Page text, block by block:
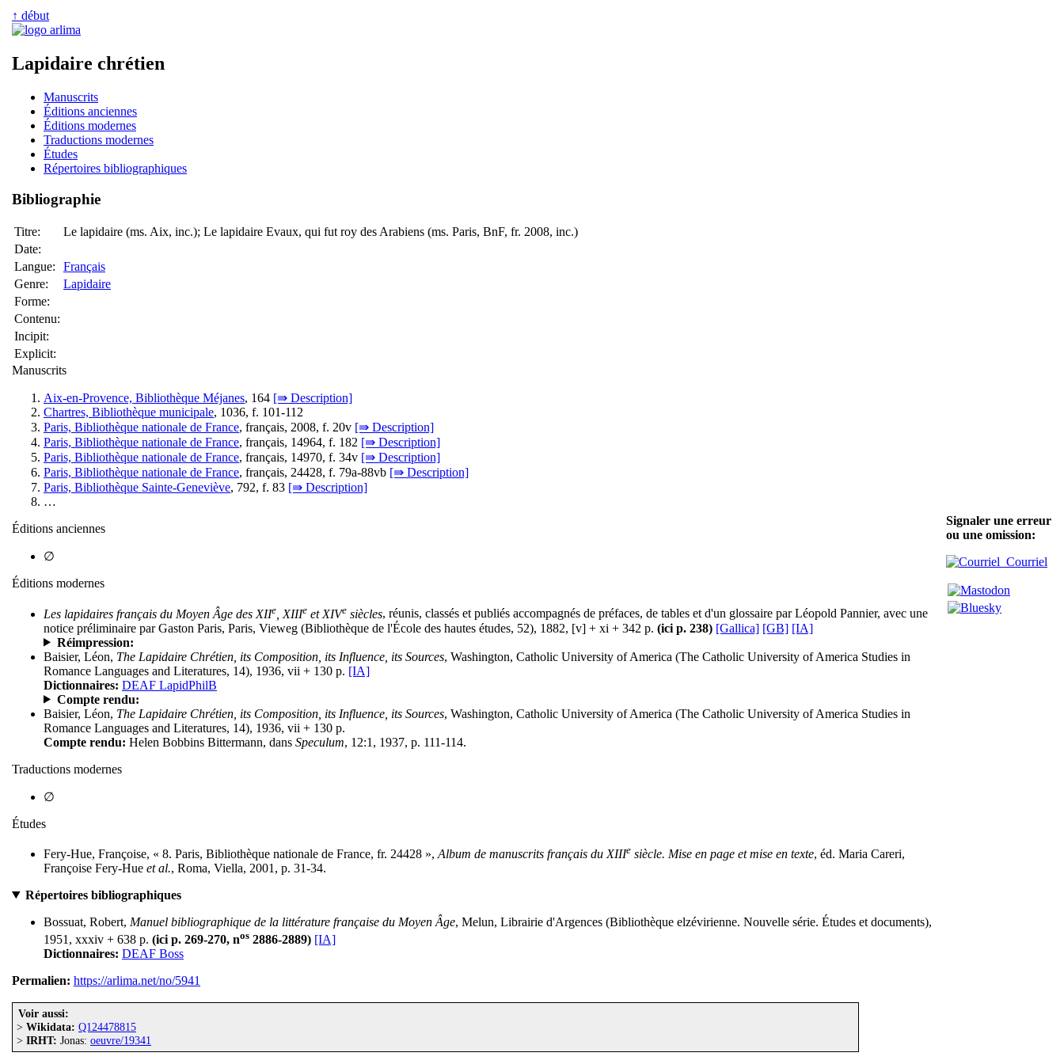
↑ début
Lapidaire chrétien
Manuscrits
Éditions anciennes
Éditions modernes
Traductions modernes
Études
Répertoires bibliographiques
Bibliographie
Titre:
Le lapidaire (ms. Aix, inc.); Le lapidaire Evaux, qui fut roy des Arabiens (ms. Paris, BnF, fr. 2008, inc.)
Date:
Langue:
Français
Genre:
Lapidaire
Forme:
Contenu:
Incipit:
Explicit:
Manuscrits
Aix-en-Provence, Bibliothèque Méjanes, 164 [⇛ Description]
Chartres, Bibliothèque municipale, 1036, f. 101-112
Paris, Bibliothèque nationale de France, français, 2008, f. 20v [⇛ Description]
Paris, Bibliothèque nationale de France, français, 14964, f. 182 [⇛ Description]
Paris, Bibliothèque nationale de France, français, 14970, f. 34v [⇛ Description]
Paris, Bibliothèque nationale de France, français, 24428, f. 79a-88vb [⇛ Description]
Paris, Bibliothèque Sainte-Geneviève, 792, f. 83 [⇛ Description]
…
Éditions anciennes
∅
Éditions modernes
Les lapidaires français du Moyen Âge des XIIe , XIIIe et XIVe siècles, réunis, classés et publiés accompagnés de préfaces, de tables et d'un glossaire par Léopold Pannier, avec une
notice préliminaire par Gaston Paris, Paris, Vieweg (Bibliothèque de l'École des hautes études, 52), 1882, [v] + xi + 342 p. (ici p. 238) [Gallica] [GB] [IA]
Réimpression:
Baisier, Léon, The Lapidaire Chrétien, its Composition, its Influence, its Sources, Washington, Catholic University of America (The Catholic University of America Studies in
Romance Languages and Literatures, 14), 1936, vii + 130 p. [IA]
Dictionnaires: DEAF LapidPhilB
Compte rendu:
Baisier, Léon, The Lapidaire Chrétien, its Composition, its Influence, its Sources, Washington, Catholic University of America (The Catholic University of America Studies in
Romance Languages and Literatures, 14), 1936, vii + 130 p.
Compte rendu: Helen Bobbins Bittermann, dans Speculum, 12:1, 1937, p. 111-114.
Traductions modernes
∅
Études
Fery-Hue, Françoise, « 8. Paris, Bibliothèque nationale de France, fr. 24428 », Album de manuscrits français du XIIIe siècle. Mise en page et mise en texte, éd. Maria Careri,
Françoise Fery-Hue et al., Roma, Viella, 2001, p. 31-34.
Répertoires bibliographiques
Bossuat, Robert, Manuel bibliographique de la littérature française du Moyen Âge, Melun, Librairie d'Argences (Bibliothèque elzévirienne. Nouvelle série. Études et documents),
1951, xxxiv + 638 p. (ici p. 269-270, nos 2886-2889) [IA]
Dictionnaires: DEAF Boss
Permalien: https://arlima.net/no/5941
Voir aussi:
> Wikidata: Q124478815
> IRHT: Jonas: oeuvre/19341
Signaler une erreur
ou une omission:
Courriel